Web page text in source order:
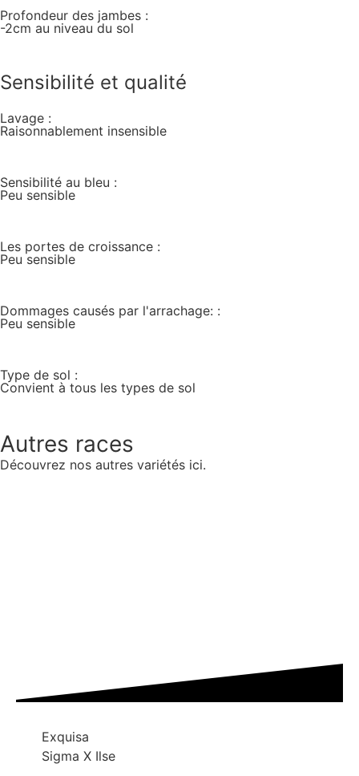
Profondeur des jambes :
-2cm au niveau du sol
Sensibilité et qualité
Lavage :
Raisonnablement insensible
Sensibilité au bleu :
Peu sensible
Les portes de croissance :
Peu sensible
Dommages causés par l'arrachage: :
Peu sensible
Type de sol :
Convient à tous les types de sol
Autres races
Découvrez nos autres variétés ici.
Exquisa
Sigma X Ilse